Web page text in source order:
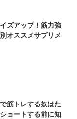
ズアップ！筋力強
オススメサプリメ
筋トレする奴はた
ョートする前に知